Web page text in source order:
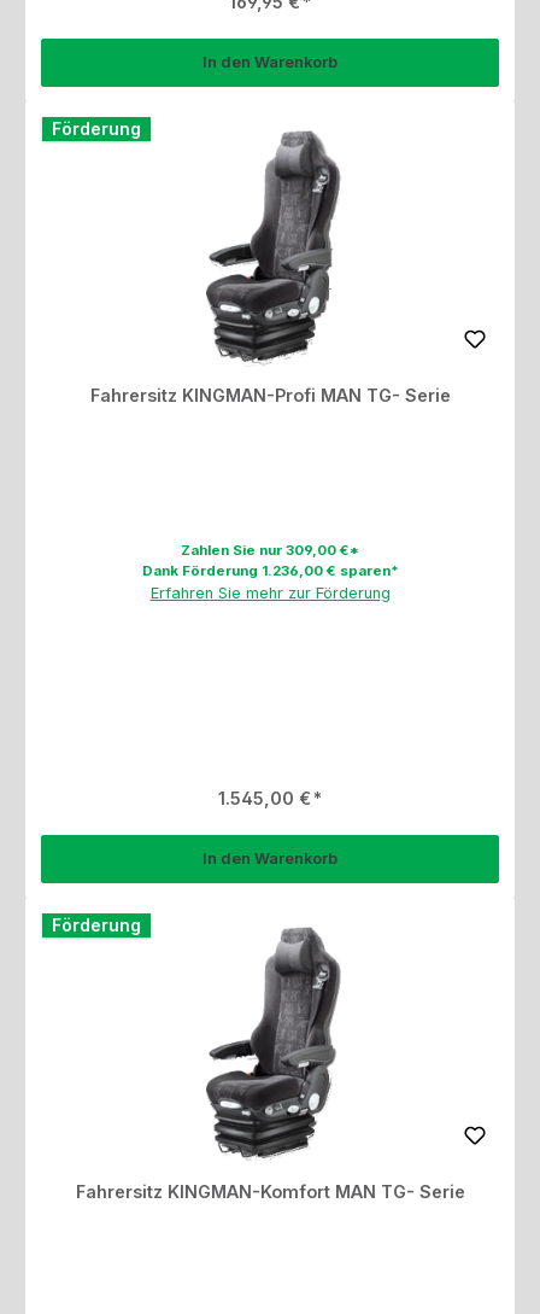
In den Warenkorb
Förderung
Fahrersitz KINGMAN-Profi MAN TG- Serie
Zahlen Sie nur 309,00 €*
Dank Förderung 1.236,00 € sparen*
Erfahren Sie mehr zur Förderung
Regulärer Preis:
1.545,00 €
In den Warenkorb
Förderung
Fahrersitz KINGMAN-Komfort MAN TG- Serie